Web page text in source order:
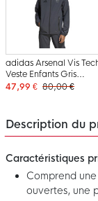
adidas Arsenal Vis
Veste Enfants Gris
Foncé
47,99 € 80,00 €
Description du
Caractéristiques
Comprend
ouvertes, une